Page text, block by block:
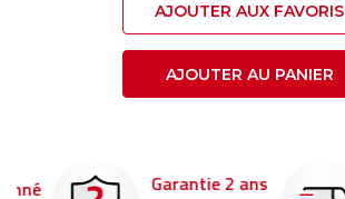
AJOUTER AUX FAVORIS
AJOUTER AU PANIER
Garantie 2 ans